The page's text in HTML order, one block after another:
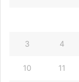
3 4
10 11